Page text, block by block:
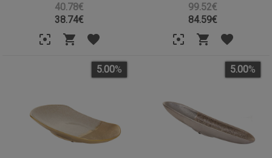
40.78€
38.74€
99.52€
84.59€
5.00% 5.00%